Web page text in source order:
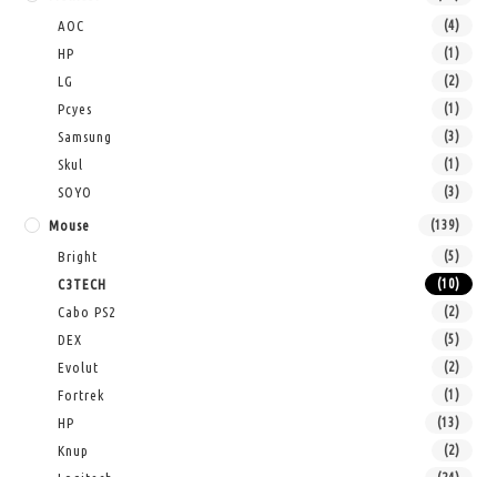
AOC (4)
HP (1)
LG (2)
Pcyes (1)
Samsung (3)
Skul (1)
SOYO (3)
Mouse (139)
Bright (5)
C3TECH (10)
Cabo PS2 (2)
DEX (5)
Evolut (2)
Fortrek (1)
HP (13)
Knup (2)